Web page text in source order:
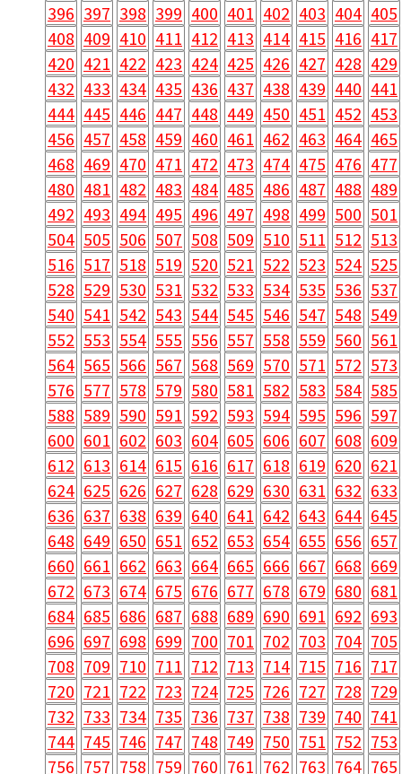
396 397 398 399 400 401 402 403 404 405
408 409 410 411 412 413 414 415 416 417
420 421 422 423 424 425 426 427 428 429
432 433 434 435 436 437 438 439 440 441
444 445 446 447 448 449 450 451 452 453
456 457 458 459 460 461 462 463 464 465
468 469 470 471 472 473 474 475 476 477
480 481 482 483 484 485 486 487 488 489
492 493 494 495 496 497 498 499 500 501
504 505 506 507 508 509 510 511 512 513
516 517 518 519 520 521 522 523 524 525
528 529 530 531 532 533 534 535 536 537
540 541 542 543 544 545 546 547 548 549
552 553 554 555 556 557 558 559 560 561
564 565 566 567 568 569 570 571 572 573
576 577 578 579 580 581 582 583 584 585
588 589 590 591 592 593 594 595 596 597
600 601 602 603 604 605 606 607 608 609
612 613 614 615 616 617 618 619 620 621
624 625 626 627 628 629 630 631 632 633
636 637 638 639 640 641 642 643 644 645
648 649 650 651 652 653 654 655 656 657
660 661 662 663 664 665 666 667 668 669
672 673 674 675 676 677 678 679 680 681
684 685 686 687 688 689 690 691 692 693
696 697 698 699 700 701 702 703 704 705
708 709 710 711 712 713 714 715 716 717
720 721 722 723 724 725 726 727 728 729
732 733 734 735 736 737 738 739 740 741
744 745 746 747 748 749 750 751 752 753
756 757 758 759 760 761 762 763 764 765